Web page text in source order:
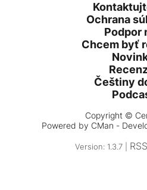
Ochrana
Podpor
Chcem byť
Češtiny
Copyright ©
Powered by CMan -
Version: 1.3.7 | RSS